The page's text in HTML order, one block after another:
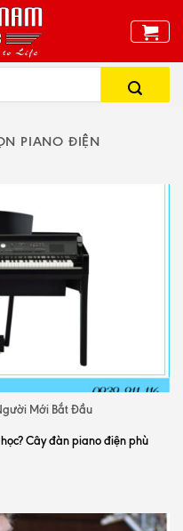
PIANO ĐIỆN
Mới Bắt Đầu
Cây đàn piano điện phù